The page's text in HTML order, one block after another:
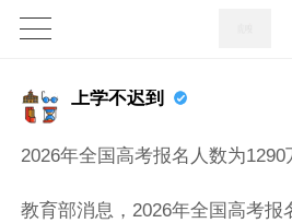
1X
上学不迟到
2026年全国高考报名人数为1290
教育部消息，2026年全国高考报